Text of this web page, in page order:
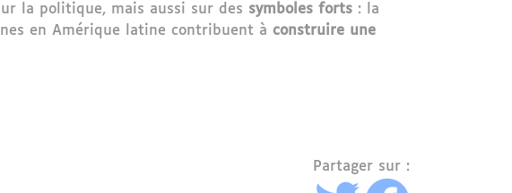
la politique, mais aussi sur des symboles forts : la
en Amérique latine contribuent à construire une
Partager sur :